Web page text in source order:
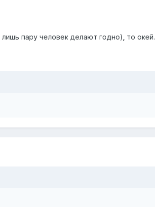
пару человек делают годно), то окей.